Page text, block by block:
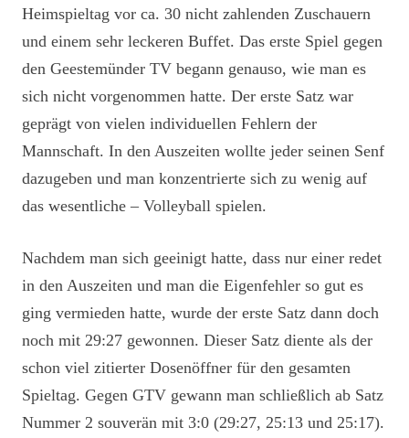
Heimspieltag vor ca. 30 nicht zahlenden Zuschauern
und einem sehr leckeren Buffet. Das erste Spiel gegen
den Geestemünder TV begann genauso, wie man es
sich nicht vorgenommen hatte. Der erste Satz war
geprägt von vielen individuellen Fehlern der
Mannschaft. In den Auszeiten wollte jeder seinen Senf
dazugeben und man konzentrierte sich zu wenig auf
das wesentliche – Volleyball spielen.
Nachdem man sich geeinigt hatte, dass nur einer redet
in den Auszeiten und man die Eigenfehler so gut es
ging vermieden hatte, wurde der erste Satz dann doch
noch mit 29:27 gewonnen. Dieser Satz diente als der
schon viel zitierter Dosenöffner für den gesamten
Spieltag. Gegen GTV gewann man schließlich ab Satz
Nummer 2 souverän mit 3:0 (29:27, 25:13 und 25:17).